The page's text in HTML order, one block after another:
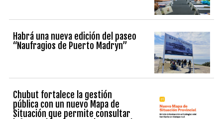
Habrá una nueva edición del paseo
“Naufragios de Puerto Madryn”
Chubut fortalece la gestión
pública con un nuevo Mapa de
Situación que permite consultar